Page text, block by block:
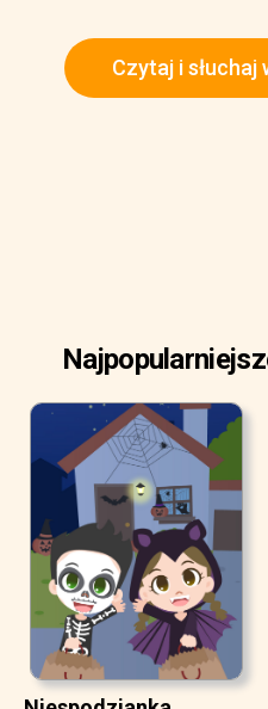
Czytaj i słuchaj